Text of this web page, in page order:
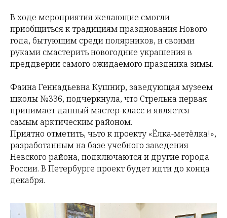
В ходе мероприятия желающие смогли
приобщиться к традициям празднования Нового
года, бытующим среди полярников, и своими
руками смастерить новогодние украшения в
преддверии самого ожидаемого праздника зимы.
Фаина Геннадьевна Кушнир, заведующая музеем
школы №336, подчеркнула, что Стрельна первая
принимает данный мастер-класс и является
самым арктическим районом.
Приятно отметить, чьто к проекту «Ёлка-метёлка!»,
разработанным на базе учебного заведения
Невского района, подключаются и другие города
России. В Петербурге проект будет идти до конца
декабря.